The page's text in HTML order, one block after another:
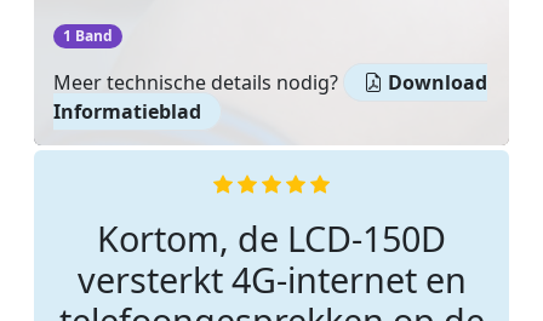
1 Band ‌
Meer technische details nodig?
Download
Informatieblad
Kortom, de LCD-150D
versterkt 4G-internet en